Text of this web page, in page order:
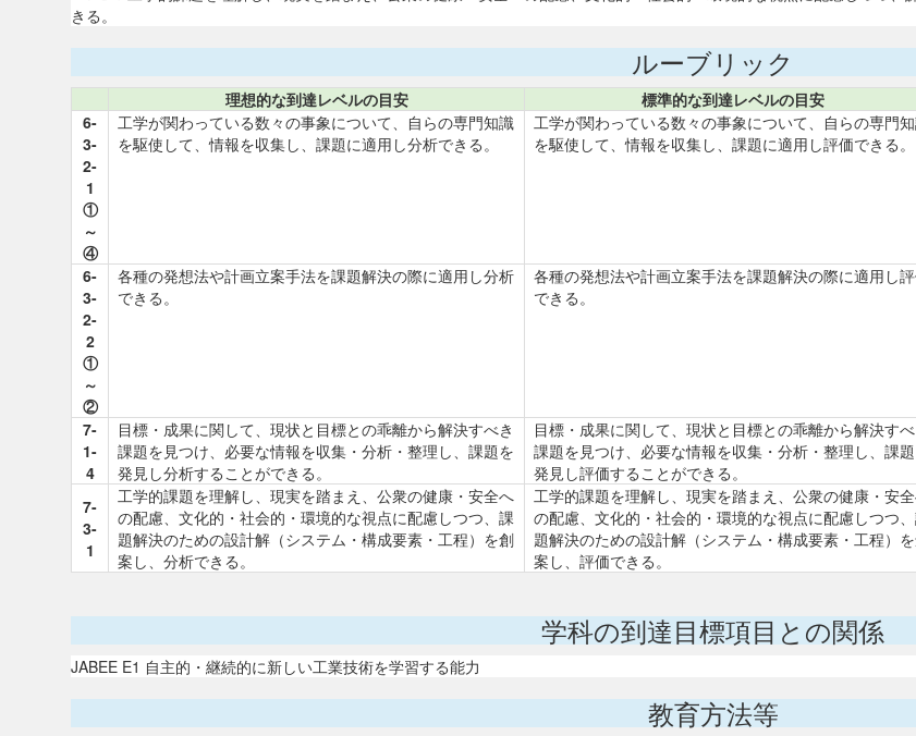
きる。
ルーブリック
理想的な到達レベルの目安 標準的な到達レベルの目安
6-
3-
2-
1
①
～
④
工学が関わっている数々の事象について、自らの専門知識
を駆使して、情報を収集し、課題に適用し分析できる。
工学が関わっている数々の事象について、自らの専門
を駆使して、情報を収集し、課題に適用し評価できる。
6-
3-
2-
2
①
～
②
各種の発想法や計画立案手法を課題解決の際に適用し分析
できる。
各種の発想法や計画立案手法を課題解決の際に適用し
できる。
7-
1-
4
目標・成果に関して、現状と目標との乖離から解決すべき
課題を見つけ、必要な情報を収集・分析・整理し、課題を
発見し分析することができる。
目標・成果に関して、現状と目標との乖離から解決すべ
課題を見つけ、必要な情報を収集・分析・整理し、課
発見し評価することができる。
7-
3-
1
工学的課題を理解し、現実を踏まえ、公衆の健康・安全へ
の配慮、文化的・社会的・環境的な視点に配慮しつつ、課
題解決のための設計解（システム・構成要素・工程）を創
案し、分析できる。
工学的課題を理解し、現実を踏まえ、公衆の健康・安
の配慮、文化的・社会的・環境的な視点に配慮しつつ
題解決のための設計解（システム・構成要素・工程）
案し、評価できる。
学科の到達目標項目との関係
JABEE E1 自主的・継続的に新しい工業技術を学習する能力
教育方法等